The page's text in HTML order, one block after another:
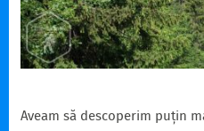
Aveam să descoperim puțin